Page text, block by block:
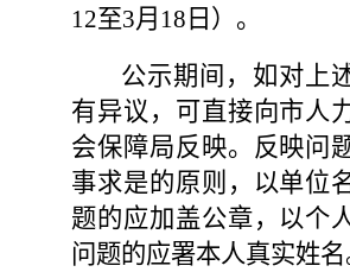
12至3月 18 日） 。
公示期间，如对上
有异议，可直接向市人
会保障局反映。反映问
事求是的原则，以单位
题的应加盖公章，以个
问题的应署本人真实姓名